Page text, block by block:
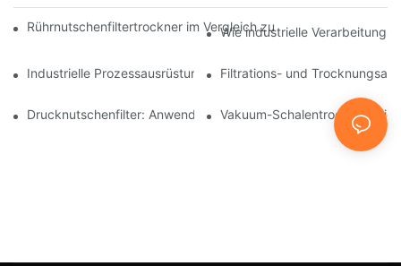
Rührnutschenfiltertrockner im Vergleich zu anderen
Wie industrielle
Industrielle Prozessausrüstung: Innovationen, die die Zukunft
Filtrations- und
Drucknutschenfilter: Anwendungen in der Chemie- und
Vakuum-Schalentrockner: